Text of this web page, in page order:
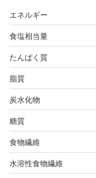
エネルギー
食塩相当量
たんぱく質
脂質
炭水化物
糖質
食物繊維
水溶性食物繊維